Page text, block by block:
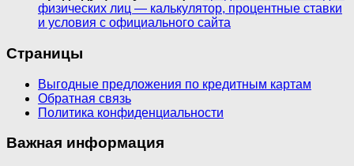
физических лиц — калькулятор, процентные ставки
и условия с официального сайта
Страницы
Выгодные предложения по кредитным картам
Обратная связь
Политика конфиденциальности
Важная информация